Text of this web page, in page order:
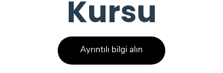
Kursu
Ayrıntılı bilgi alın